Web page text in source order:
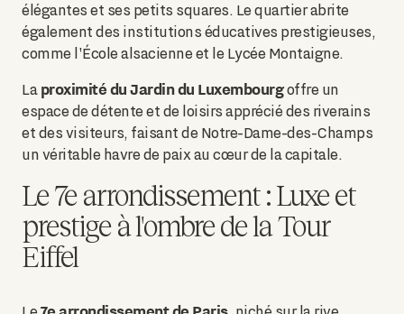
élégantes et ses petits squares. Le quartier abrite
également des institutions éducatives prestigieuses,
comme l'École alsacienne et le Lycée Montaigne.
La proximité du Jardin du Luxembourgoffre un
espace de détente et de loisirs apprécié des riverains
et des visiteurs, faisant de Notre-Dame-des-Champs
un véritable havre de paix au cœur de la capitale.
Le 7e arrondissement : Luxe et
prestige à l'ombre de la Tour
Eiffel